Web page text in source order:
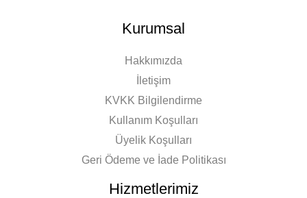
Kurumsal
Hakkımızda
İletişim
KVKK Bilgilendirme
Kullanım Koşulları
Üyelik Koşulları
Geri Ödeme ve İade Politikası
Hizmetlerimiz